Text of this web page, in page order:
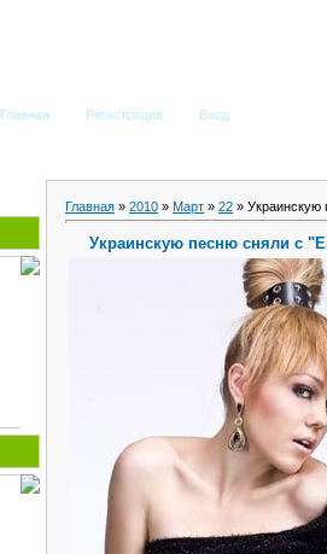
Главная Регистрация Вход
Главная » 2010 » Март » 22 » Украинскую
Украинскую песню сняли с